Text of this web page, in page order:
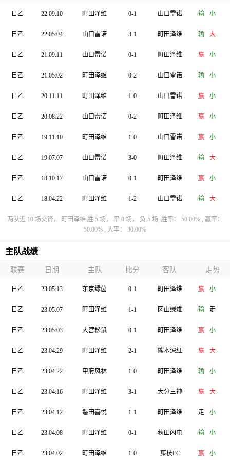
日乙 22.09.10 町田泽维 0-1 山口雷诺 输 小
日乙 22.05.04 山口雷诺 3-1 町田泽维 输 大
日乙 21.09.11 山口雷诺 0-1 町田泽维 赢 小
日乙 21.05.02 町田泽维 0-2 山口雷诺 输 小
日乙 20.11.11 町田泽维 1-0 山口雷诺 赢 小
日乙 20.08.22 山口雷诺 0-2 町田泽维 赢 小
日乙 19.11.10 町田泽维 1-0 山口雷诺 赢 小
日乙 19.07.07 山口雷诺 3-0 町田泽维 输 大
日乙 18.10.17 山口雷诺 0-1 町田泽维 赢 小
日乙 18.04.22 町田泽维 1-2 山口雷诺 输 大
两队近 10 场交锋， 町田泽维 胜 5 场， 平 0 场， 负 5 场, 胜率： 50.00% , 赢率：
50.00% , 大率： 30.00%
主队战绩
联赛 日期 主队 比分 客队 走势
日乙 23.05.13 东京绿茵 0-1 町田泽维 赢 小
日乙 23.05.07 町田泽维 1-1 冈山绿雉 输 走
日乙 23.05.03 大宫松鼠 0-1 町田泽维 赢 小
日乙 23.04.29 町田泽维 2-1 熊本深红 赢 大
日乙 23.04.22 甲府风林 1-0 町田泽维 输 小
日乙 23.04.16 町田泽维 3-1 大分三神 赢 大
日乙 23.04.12 磐田喜悦 1-1 町田泽维 走 小
日乙 23.04.08 町田泽维 0-1 秋田闪电 输 小
日乙 23.04.02 町田泽维 1-0 藤枝FC 赢 小